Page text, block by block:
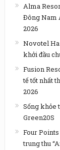
Alma
Đông Nam
2026
Novotel Ha
khởi đầu
Fusion
tế tốt nhất
2026
Sống khỏe
Green20S
Four
trung thu